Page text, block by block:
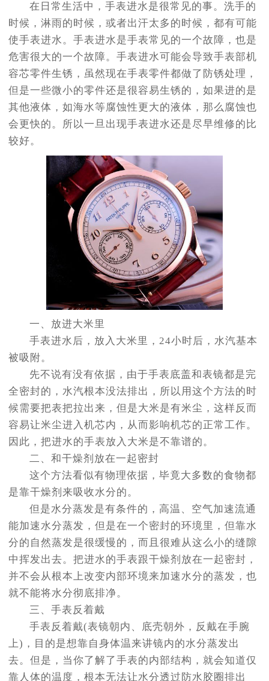
在日常生活中，手表进水是很常见的事。洗手的
时候，淋雨的时候，或者出汗太多的时候，都有可能
使手表进水。手表进水是手表常见的一个故障，也是
危害很大的一个故障。手表进水可能会导致手表部机
容芯零件生锈，虽然现在手表零件都做了防锈处理，
但是一些微小的零件还是很容易生锈的，如果进的是
其他液体，如海水等腐蚀性更大的液体，那么腐蚀也
会更快的。所以一旦出现手表进水还是尽早维修的比
较好。
一、放进大米里
手表进水后，放入大米里，24小时后，水汽基本
被吸附。
先不说有没有依据，由于手表底盖和表镜都是完
全密封的，水汽根本没法排出，所以用这个方法的时
候需要把表把拉出来，但是大米是有米尘，这样反而
容易让米尘进入机芯内，从而影响机芯的正常工作。
因此，把进水的手表放入大米是不靠谱的。
二、和干燥剂放在一起密封
这个方法看似有物理依据，毕竟大多数的食物都
是靠干燥剂来吸收水分的。
但是水分蒸发是有条件的，高温、空气加速流通
能加速水分蒸发，但是在一个密封的环境里，但靠水
分的自然蒸发是很缓慢的，而且很难从这么小的缝隙
中挥发出去。把进水的手表跟干燥剂放在一起密封，
并不会从根本上改变内部环境来加速水分的蒸发，也
就不能将水分彻底排净。
三、手表反着戴
手表反着戴(表镜朝内、底壳朝外，反戴在手腕
上)，目的是想靠自身体温来讲镜内的水分蒸发出
去。但是，当你了解了手表的内部结构，就会知道仅
靠人体的温度，根本无法让水分透过防水胶圈排出